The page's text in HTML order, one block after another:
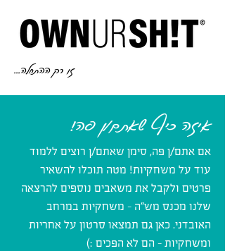
זו רק ההתחלה...
איזה כיף שאתם/ן פה!
אם אתם/ן פה, סימן שאתם/ן רוצים ללמוד
עוד על משחקיות! מטה תוכלו להשאיר
פרטים ולקבל את משאבים נוספים להרצאה
שלנו מכנס מש"ה - משחקיות במרחב
האובדני. כאן גם תמצאו סרטון על אחריות
ומשחקיות - הם לא הפכים :)